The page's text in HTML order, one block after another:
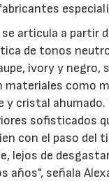
articula a partir
de tonos
ivory y negro,
materiales como
y cristal
sofisticados
con el paso del
lejos de
años", señala